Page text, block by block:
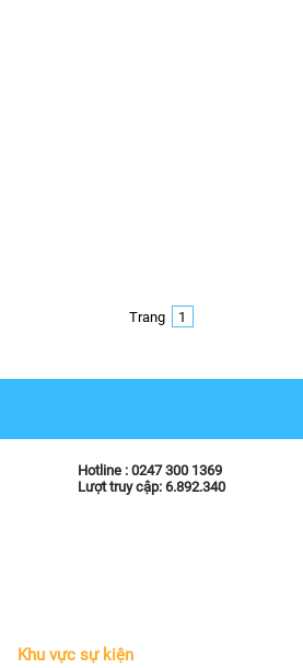
Trang 1
Hotline : 0247 300 1369
Lượt truy cập: 6.892.340
Khu vực sự kiện